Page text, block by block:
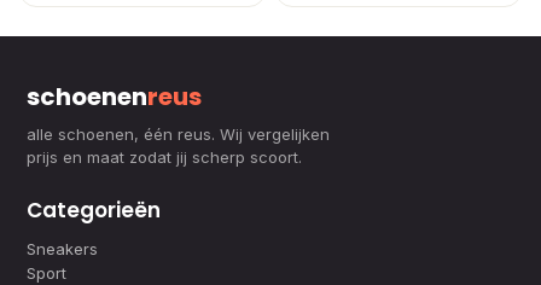
schoenenreus
alle schoenen, één reus. Wij vergelijken
prijs en maat zodat jij scherp scoort.
Categorieën
Sneakers
Sport